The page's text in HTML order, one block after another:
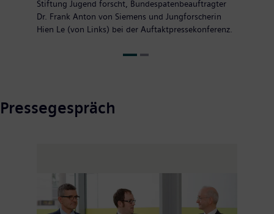
Stiftung Jugend forscht, Bundespatenbeauftragter
Dr. Frank Anton von Siemens und Jungforscherin
Hien Le (von Links) bei der Auftaktpressekonferenz.
Pressegespräch